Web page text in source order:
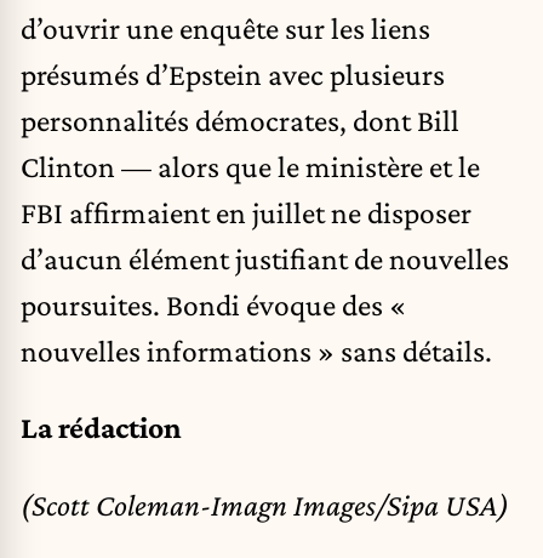
d’ouvrir une enquête sur les liens
présumés d’Epstein avec plusieurs
personnalités démocrates, dont Bill
Clinton — alors que le ministère et le
FBI affirmaient en juillet ne disposer
d’aucun élément justifiant de nouvelles
poursuites. Bondi évoque des «
nouvelles informations » sans détails.
La rédaction
(Scott Coleman-Imagn Images/Sipa USA)